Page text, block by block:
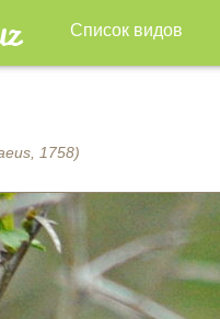
Список видов
1758)